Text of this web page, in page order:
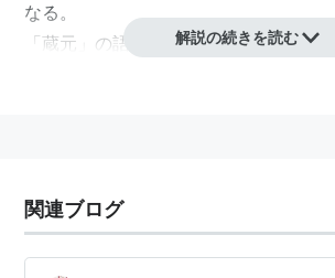
なる。
「蔵元」の語源は、適度な冷気と湿気
解説の続きを読む
関連ブログ